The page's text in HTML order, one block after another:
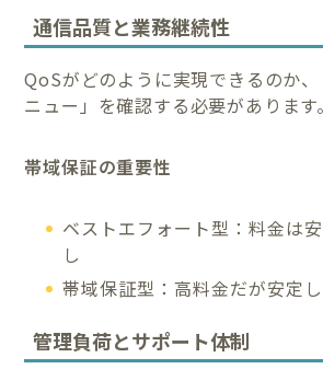
通信品質と業務継続性
QoSがどのように実現できるのか
ニュー」を確認する必要があります。
帯域保証の重要性
ベストエフォート型：料金は
し
帯域保証型：高料金だが安定
管理負荷とサポート体制